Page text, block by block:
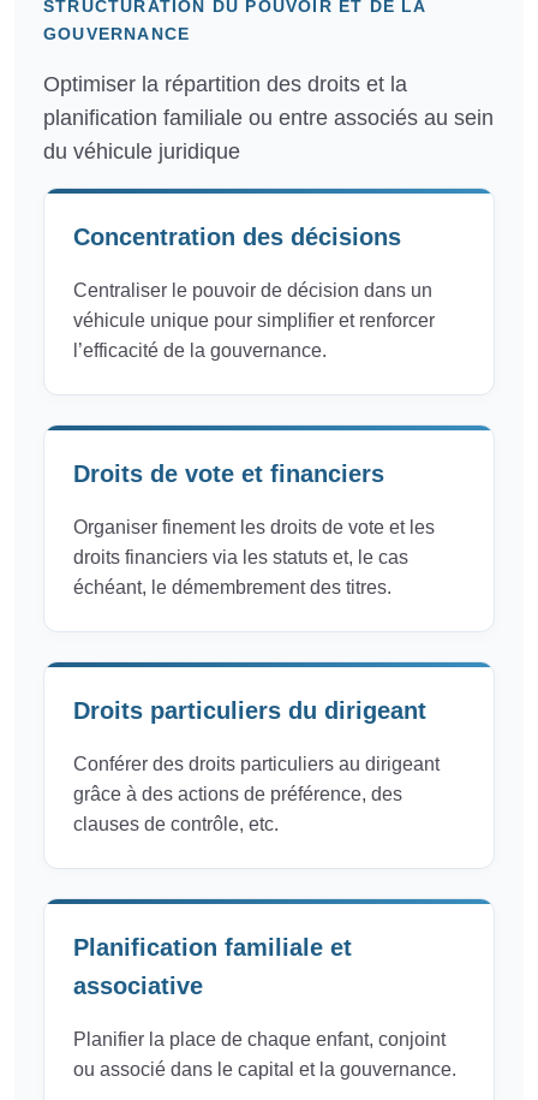
STRUCTURATION DU POUVOIR ET DE LA
GOUVERNANCE
Optimiser la répartition des droits et la
planification familiale ou entre associés au sein
du véhicule juridique
Concentration des décisions
Centraliser le pouvoir de décision dans un
véhicule unique pour simplifier et renforcer
l’efficacité de la gouvernance.
Droits de vote et financiers
Organiser finement les droits de vote et les
droits financiers via les statuts et, le cas
échéant, le démembrement des titres.
Droits particuliers du dirigeant
Conférer des droits particuliers au dirigeant
grâce à des actions de préférence, des
clauses de contrôle, etc.
Planification familiale et
associative
Planifier la place de chaque enfant, conjoint
ou associé dans le capital et la gouvernance.